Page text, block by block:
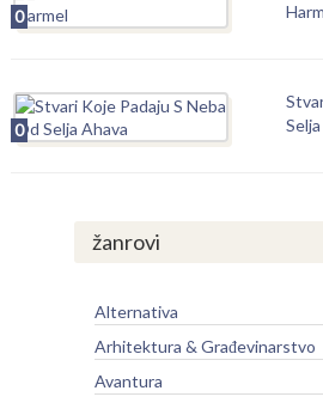
0
0
žanrovi
Alternativa
Arhitektura & Građevinarstvo
Avantura